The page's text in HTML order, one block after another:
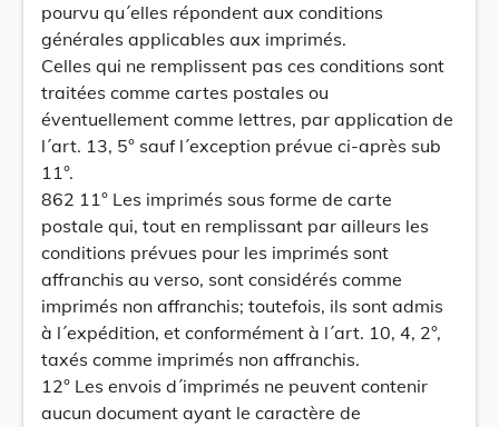
pourvu qu´elles répondent aux conditions
générales applicables aux imprimés.
Celles qui ne remplissent pas ces conditions sont
traitées comme cartes postales ou
éventuellement comme lettres, par application de
l´art. 13, 5° sauf l´exception prévue ci-après sub
11°.
862 11° Les imprimés sous forme de carte
postale qui, tout en remplissant par ailleurs les
conditions prévues pour les imprimés sont
affranchis au verso, sont considérés comme
imprimés non affranchis; toutefois, ils sont admis
à l´expédition, et conformément à l´art. 10, 4, 2°,
taxés comme imprimés non affranchis.
12° Les envois d´imprimés ne peuvent contenir
aucun document ayant le caractère de